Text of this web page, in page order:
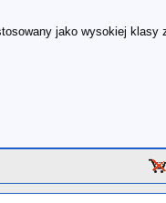
jako wysokiej klasy